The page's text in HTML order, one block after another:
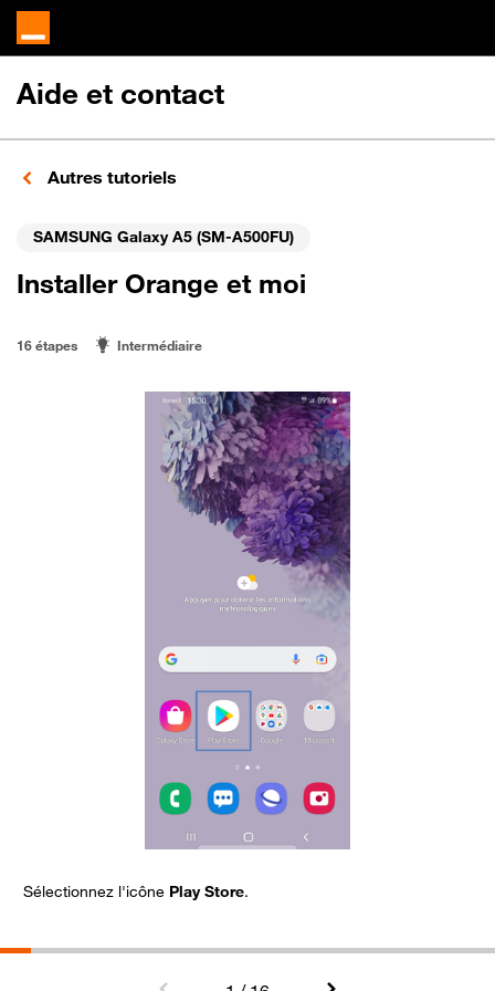
Aide et contact
Autres tutoriels
SAMSUNG Galaxy A5 (SM-A500FU)
Installer Orange et moi
16 étapes Intermédiaire
Sélectionnez l'icône Play Store.